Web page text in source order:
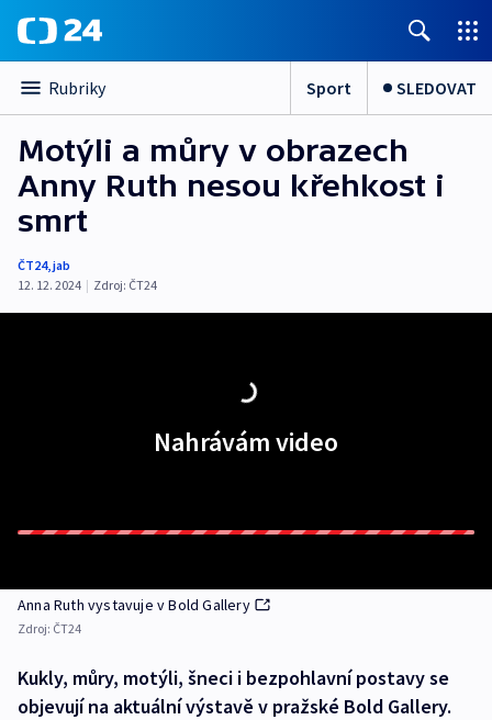
Rubriky Sport SLEDOVAT
Motýli a můry v obrazech
Anny Ruth nesou křehkost i
smrt
ČT24,jab
12. 12. 2024 | Zdroj: ČT24
Nahrávám video
Anna Ruth vystavuje v Bold Gallery
Zdroj: ČT24
Kukly, můry, motýli, šneci i bezpohlavní postavy se
objevují na aktuální výstavě v pražské Bold Gallery.